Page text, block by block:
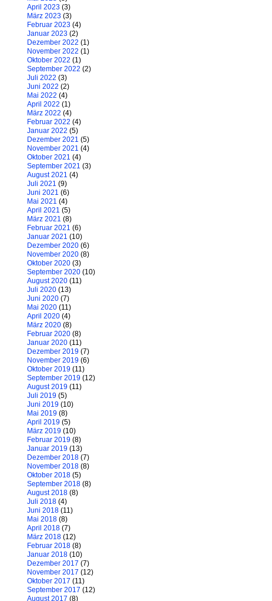
April 2023 (3)
März 2023 (3)
Februar 2023 (4)
Januar 2023 (2)
Dezember 2022 (1)
November 2022 (1)
Oktober 2022 (1)
September 2022 (2)
Juli 2022 (3)
Juni 2022 (2)
Mai 2022 (4)
April 2022 (1)
März 2022 (4)
Februar 2022 (4)
Januar 2022 (5)
Dezember 2021 (5)
November 2021 (4)
Oktober 2021 (4)
September 2021 (3)
August 2021 (4)
Juli 2021 (9)
Juni 2021 (6)
Mai 2021 (4)
April 2021 (5)
März 2021 (8)
Februar 2021 (6)
Januar 2021 (10)
Dezember 2020 (6)
November 2020 (8)
Oktober 2020 (3)
September 2020 (10)
August 2020 (11)
Juli 2020 (13)
Juni 2020 (7)
Mai 2020 (11)
April 2020 (4)
März 2020 (8)
Februar 2020 (8)
Januar 2020 (11)
Dezember 2019 (7)
November 2019 (6)
Oktober 2019 (11)
September 2019 (12)
August 2019 (11)
Juli 2019 (5)
Juni 2019 (10)
Mai 2019 (8)
April 2019 (5)
März 2019 (10)
Februar 2019 (8)
Januar 2019 (13)
Dezember 2018 (7)
November 2018 (8)
Oktober 2018 (5)
September 2018 (8)
August 2018 (8)
Juli 2018 (4)
Juni 2018 (11)
Mai 2018 (8)
April 2018 (7)
März 2018 (12)
Februar 2018 (8)
Januar 2018 (10)
Dezember 2017 (7)
November 2017 (12)
Oktober 2017 (11)
September 2017 (12)
August 2017 (8)